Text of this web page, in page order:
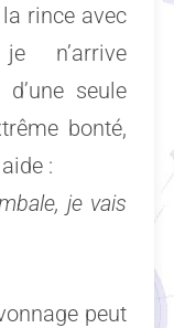
rince avec
n’arrive
seule
bonté,
:
je vais
peut